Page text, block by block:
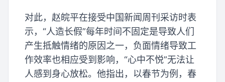
对此，赵皖平在接受中国新闻周刊采访时表
示，“人造长假”每年时间不固定是导致人们
产生抵触情绪的原因之一，负面情绪导致工
作效率也相应受到影响，“心中不悦”无法让
人感到身心放松。他指出，以春节为例，春